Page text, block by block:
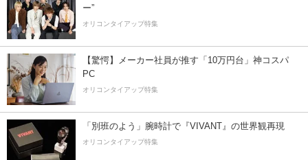
ー”
オリコンタイアップ特集
【驚愕】メーカー社員が推す「10万円台」神コスパ
PC
オリコンタイアップ特集
「別班のよう」腕時計で『VIVANT』の世界観再現
オリコンタイアップ特集